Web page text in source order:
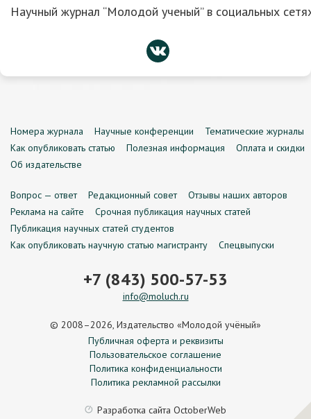
Научный журнал “Молодой ученый” в социальных
Номера журнала Научные конференции
Тематические журналы
Как опубликовать статью
Полезная информация
Оплата и скидки
Об издательстве
Вопрос — ответ Редакционный совет
Отзывы наших авторов
Реклама на сайте
Срочная публикация научных статей
Публикация научных статей студентов
Как опубликовать научную статью магистранту
Спецвыпуски
+7 (843) 500-57-53
info@moluch.ru
© 2008–2026, Издательство «Молодой учёный»
Публичная оферта и реквизиты
Пользовательское соглашение
Политика конфиденциальности
Политика рекламной рассылки
Разработка сайта OctoberWeb